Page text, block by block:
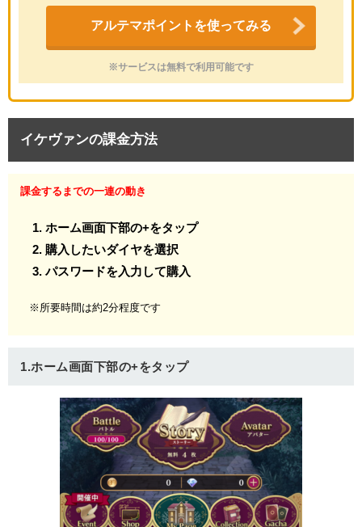
アルテマポイントを使ってみる
※サービスは無料で利用可能です
イケヴァンの課金方法
課金するまでの一連の動き
ホーム画面下部の+をタップ
購入したいダイヤを選択
パスワードを入力して購入
※所要時間は約2分程度です
1.ホーム画面下部の+をタップ